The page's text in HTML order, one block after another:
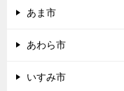
あま市
あわら市
いすみ市